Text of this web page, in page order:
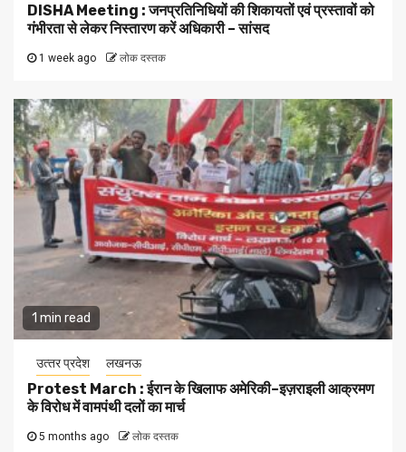
DISHA Meeting : जनप्रतिनिधियों की शिकायतों एवं प्रस्तावों को
गंभीरता से लेकर निस्तारण करें अधिकारी – सांसद
1 week ago लोक दस्तक
1 min read
उत्‍तर प्रदेश लखनऊ
Protest March : ईरान के खिलाफ अमेरिकी–इज़राइली आक्रमण
के विरोध में वामपंथी दलों का मार्च
5 months ago लोक दस्तक